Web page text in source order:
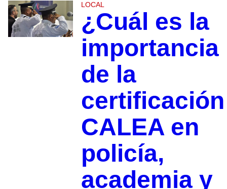
LOCAL
¿Cuál es la
importancia
de la
certificación
CALEA en
policía,
academia y